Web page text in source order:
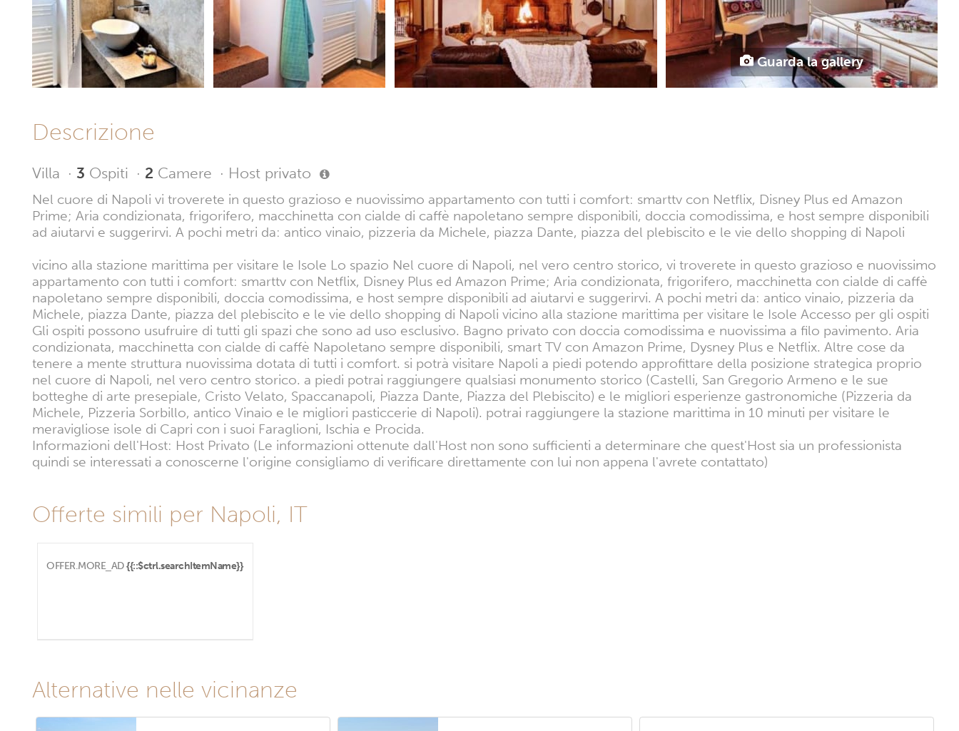
Guarda la gallery
Descrizione
Villa · 3 Ospiti · 2 Camere · Host privato
Nel cuore di Napoli vi troverete in questo grazioso e nuovissimo appartamento con tutti i comfort: smarttv con Netflix, Disney Plus ed Amazon
Prime; Aria condizionata, frigorifero, macchinetta con cialde di caffè napoletano sempre disponibili, doccia comodissima, e host sempre disponibili
ad aiutarvi e suggerirvi. A pochi metri da: antico vinaio, pizzeria da Michele, piazza Dante, piazza del plebiscito e le vie dello shopping di Napoli
vicino alla stazione marittima per visitare le Isole Lo spazio Nel cuore di Napoli, nel vero centro storico, vi troverete in questo grazioso e nuovissimo
appartamento con tutti i comfort: smarttv con Netflix, Disney Plus ed Amazon Prime; Aria condizionata, frigorifero, macchinetta con cialde di caffè
napoletano sempre disponibili, doccia comodissima, e host sempre disponibili ad aiutarvi e suggerirvi. A pochi metri da: antico vinaio, pizzeria da
Michele, piazza Dante, piazza del plebiscito e le vie dello shopping di Napoli vicino alla stazione marittima per visitare le Isole Accesso per gli ospiti
Gli ospiti possono usufruire di tutti gli spazi che sono ad uso esclusivo. Bagno privato con doccia comodissima e nuovissima a filo pavimento. Aria
condizionata, macchinetta con cialde di caffè Napoletano sempre disponibili, smart TV con Amazon Prime, Dysney Plus e Netflix. Altre cose da
tenere a mente struttura nuovissima dotata di tutti i comfort. si potrà visitare Napoli a piedi potendo approfittare della posizione strategica proprio
nel cuore di Napoli, nel vero centro storico. a piedi potrai raggiungere qualsiasi monumento storico (Castelli, San Gregorio Armeno e le sue
botteghe di arte presepiale, Cristo Velato, Spaccanapoli, Piazza Dante, Piazza del Plebiscito) e le migliori esperienze gastronomiche (Pizzeria da
Michele, Pizzeria Sorbillo, antico Vinaio e le migliori pasticcerie di Napoli). potrai raggiungere la stazione marittima in 10 minuti per visitare le
meravigliose isole di Capri con i suoi Faraglioni, Ischia e Procida.
Informazioni dell'Host: Host Privato (Le informazioni ottenute dall'Host non sono sufficienti a determinare che quest'Host sia un professionista
quindi se interessati a conoscerne l'origine consigliamo di verificare direttamente con lui non appena l'avrete contattato)
Offerte simili per Napoli, IT
OFFER.MORE_AD {{::$ctrl.searchItemName}}
Alternative nelle vicinanze